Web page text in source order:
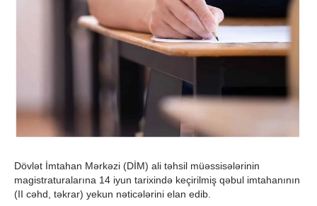
Dövlət İmtahan Mərkəzi (DİM) ali təhsil müəssisələrinin
magistraturalarına 14 iyun tarixində keçirilmiş qəbul imtahanının
(II cəhd, təkrar) yekun nəticələrini elan edib.